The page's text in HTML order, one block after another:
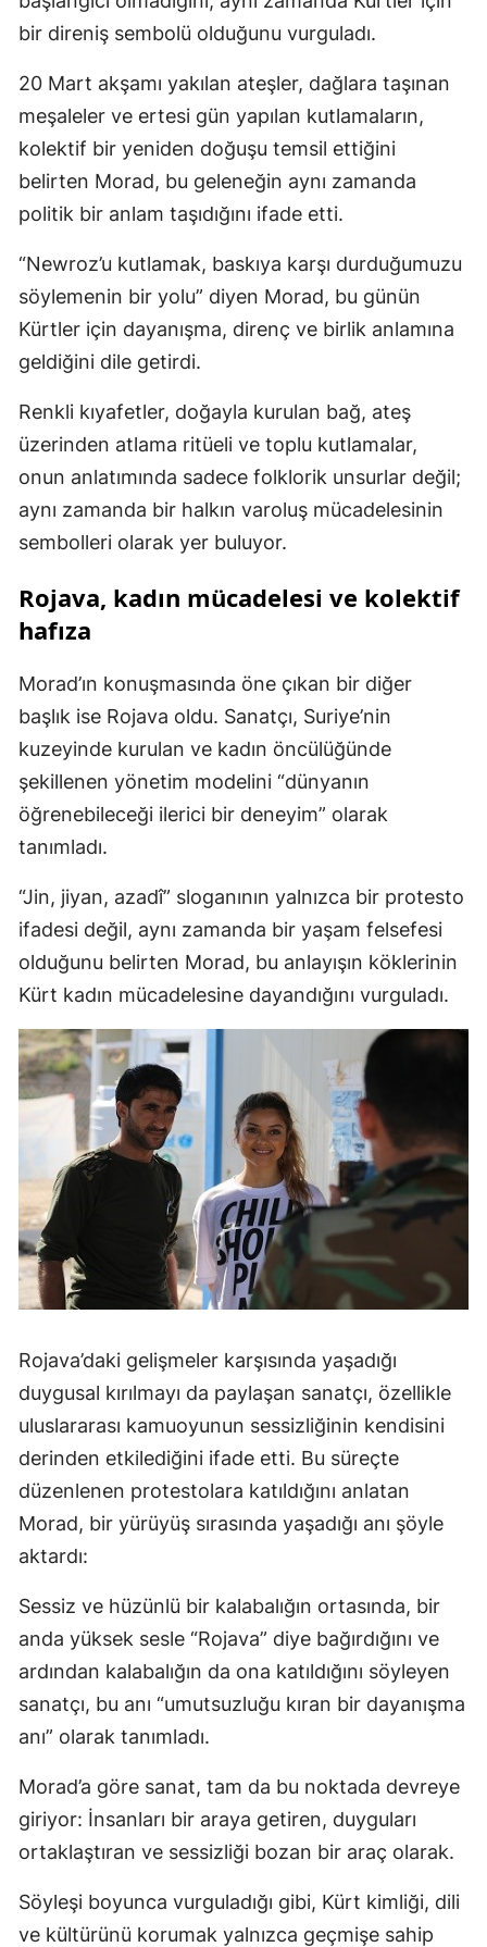
bir direniş sembolü olduğunu vurguladı.
20 Mart akşamı yakılan ateşler, dağlara taşınan
meşaleler ve ertesi gün yapılan kutlamaların,
kolektif bir yeniden doğuşu temsil ettiğini
belirten Morad, bu geleneğin aynı zamanda
politik bir anlam taşıdığını ifade etti.
“Newroz’u kutlamak, baskıya karşı durduğumuzu
söylemenin bir yolu” diyen Morad, bu günün
Kürtler için dayanışma, direnç ve birlik anlamına
geldiğini dile getirdi.
Renkli kıyafetler, doğayla kurulan bağ, ateş
üzerinden atlama ritüeli ve toplu kutlamalar,
onun anlatımında sadece folklorik unsurlar değil;
aynı zamanda bir halkın varoluş mücadelesinin
sembolleri olarak yer buluyor.
Rojava, kadın mücadelesi ve kolektif
hafıza
Morad’ın konuşmasında öne çıkan bir diğer
başlık ise Rojava oldu. Sanatçı, Suriye’nin
kuzeyinde kurulan ve kadın öncülüğünde
şekillenen yönetim modelini “dünyanın
öğrenebileceği ilerici bir deneyim” olarak
tanımladı.
“Jin, jiyan, azadî” sloganının yalnızca bir protesto
ifadesi değil, aynı zamanda bir yaşam felsefesi
olduğunu belirten Morad, bu anlayışın köklerinin
Kürt kadın mücadelesine dayandığını vurguladı.
Rojava’daki gelişmeler karşısında yaşadığı
duygusal kırılmayı da paylaşan sanatçı, özellikle
uluslararası kamuoyunun sessizliğinin kendisini
derinden etkilediğini ifade etti. Bu süreçte
düzenlenen protestolara katıldığını anlatan
Morad, bir yürüyüş sırasında yaşadığı anı şöyle
aktardı:
Sessiz ve hüzünlü bir kalabalığın ortasında, bir
anda yüksek sesle “Rojava” diye bağırdığını ve
ardından kalabalığın da ona katıldığını söyleyen
sanatçı, bu anı “umutsuzluğu kıran bir dayanışma
anı” olarak tanımladı.
Morad’a göre sanat, tam da bu noktada devreye
giriyor: İnsanları bir araya getiren, duyguları
ortaklaştıran ve sessizliği bozan bir araç olarak.
Söyleşi boyunca vurguladığı gibi, Kürt kimliği, dili
ve kültürünü korumak yalnızca geçmişe sahip